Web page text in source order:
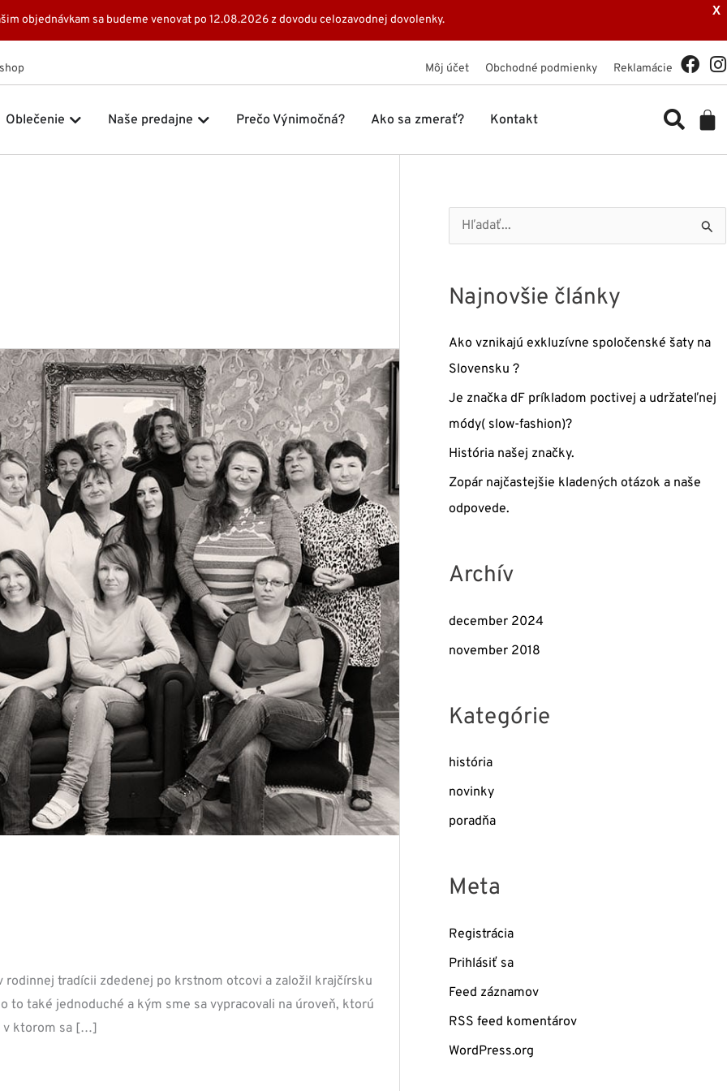
X
objednávkam sa budeme venovat po 12.08.2026 z dovodu celozavodnej dovolenky.
Môj účet Obchodné podmienky Reklamácie F
a
o
I
n
g
Oblečenie Open Oblečenie
Naše predajne Open Naše predajne
Prečo Výnimočná? Ako sa zmerať? Kontakt
tradícii zdedenej po krstnom otcovi a založil krajčírsku
také jednoduché a kým sme sa vypracovali na úroveň, ktorú
v ktorom sa […]
ľ
a
d
Najnovšie články
Ako vznikajú exkluzívne spoločenské šaty na
Slovensku ?
Je značka dF príkladom poctivej a udržateľnej
módy( slow-fashion)?
História našej značky.
Zopár najčastejšie kladených otázok a naše
odpovede.
Archív
december 2024
november 2018
Kategórie
história
novinky
poradňa
Meta
Registrácia
Prihlásiť sa
Feed záznamov
RSS feed komentárov
WordPress.org